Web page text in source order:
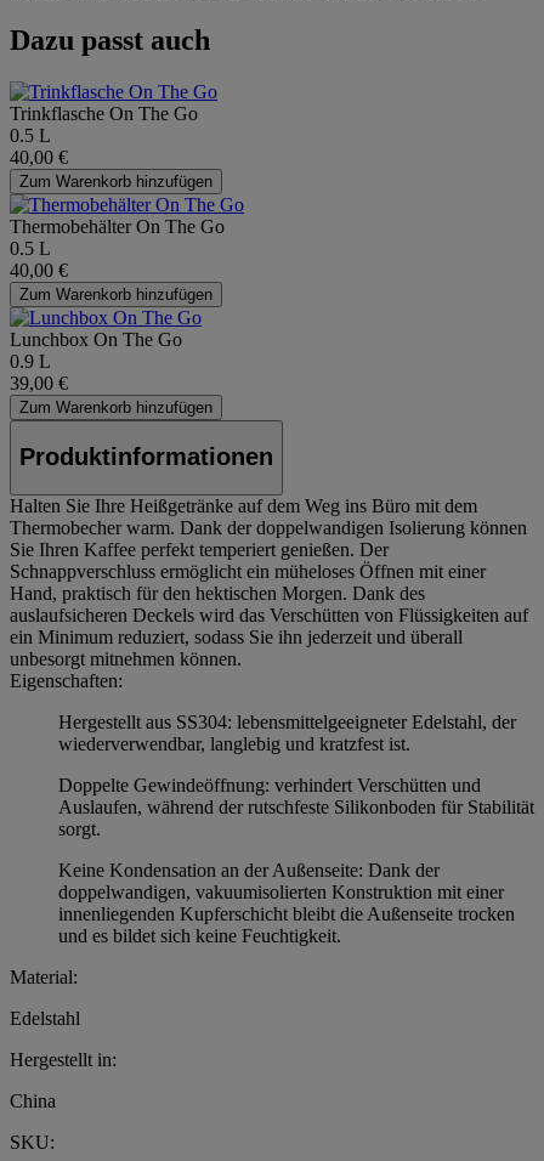
Dazu passt auch
Trinkflasche On The Go
0.5 L
40,00 €
Zum Warenkorb hinzufügen
Thermobehälter On The Go
0.5 L
40,00 €
Zum Warenkorb hinzufügen
Lunchbox On The Go
0.9 L
39,00 €
Zum Warenkorb hinzufügen
Produktinformationen
Halten Sie Ihre Heißgetränke auf dem Weg ins Büro mit dem
Thermobecher warm. Dank der doppelwandigen Isolierung können
Sie Ihren Kaffee perfekt temperiert genießen. Der
Schnappverschluss ermöglicht ein müheloses Öffnen mit einer
Hand, praktisch für den hektischen Morgen. Dank des
auslaufsicheren Deckels wird das Verschütten von Flüssigkeiten auf
ein Minimum reduziert, sodass Sie ihn jederzeit und überall
unbesorgt mitnehmen können.
Eigenschaften:
Hergestellt aus SS304: lebensmittelgeeigneter Edelstahl, der
wiederverwendbar, langlebig und kratzfest ist.
Doppelte Gewindeöffnung: verhindert Verschütten und
Auslaufen, während der rutschfeste Silikonboden für Stabilität
sorgt.
Keine Kondensation an der Außenseite: Dank der
doppelwandigen, vakuumisolierten Konstruktion mit einer
innenliegenden Kupferschicht bleibt die Außenseite trocken
und es bildet sich keine Feuchtigkeit.
Material:
Edelstahl
Hergestellt in:
China
SKU: